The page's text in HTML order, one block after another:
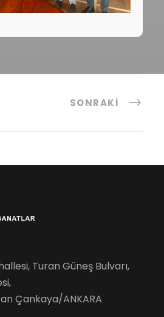
SONRAKI
Turan Güneş Bulvarı,
Çankaya/ANKARA